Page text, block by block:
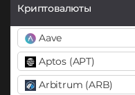
Криптовалюты
Aave
Aptos (APT)
Arbitrum (ARB)